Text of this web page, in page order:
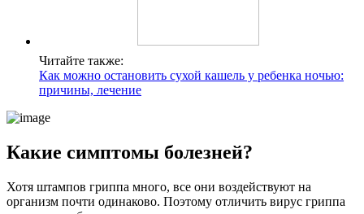
Читайте также:
Как можно остановить сухой кашель у ребенка ночью:
причины, лечение
Какие симптомы болезней?
Хотя штампов гриппа много, все они воздействуют на
организм почти одинаково. Поэтому отличить вирус гриппа